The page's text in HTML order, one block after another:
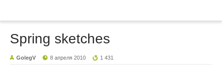
Spring sketches
GolegV 8 апреля 2010 1 431